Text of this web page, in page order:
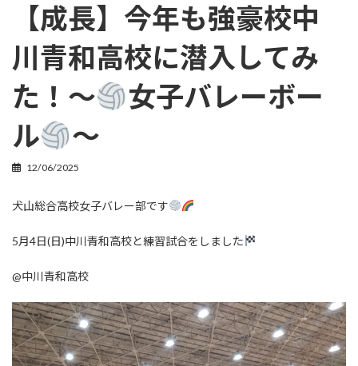
【成長】今年も強豪校中
川青和高校に潜入してみ
た！〜
女子バレーボー
ル
〜
12/06/2025
犬山総合高校女子バレー部です
5月4日(日)中川青和高校と練習試合をしました
@中川青和高校